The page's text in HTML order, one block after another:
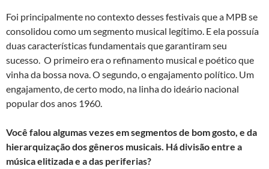
Foi principalmente no contexto desses festivais que a MPB se
consolidou como um segmento musical legítimo. E ela possuía
duas características fundamentais que garantiram seu
sucesso. O primeiro era o refinamento musical e poético que
vinha da bossa nova. O segundo, o engajamento político. Um
engajamento, de certo modo, na linha do ideário nacional
popular dos anos 1960.
Você falou algumas vezes em segmentos de bom gosto, e da
hierarquização dos gêneros musicais. Há divisão entre a
música elitizada e a das periferias?